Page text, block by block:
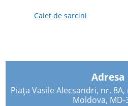
Caiet de sarcini
Adresa
Piața Vasile Alecsandri, nr.
Moldova, MD-